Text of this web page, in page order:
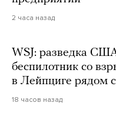
2 часа назад
WSJ: разведка
беспилотник со
в Лейпциге рядом
18 часов назад